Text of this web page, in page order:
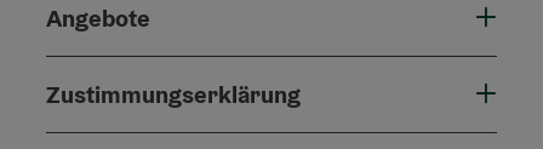
Angebote
Zustimmungserklärung